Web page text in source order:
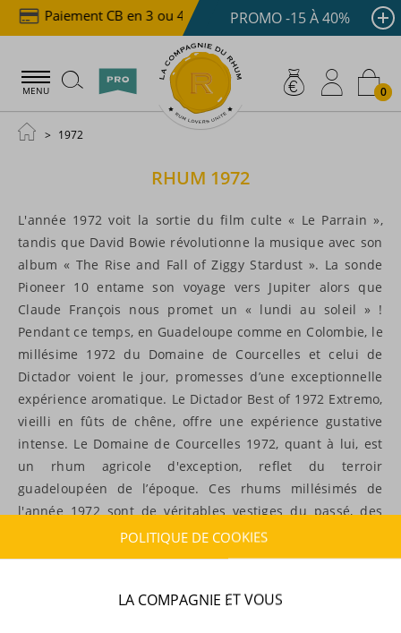
Paiement CB en 3 ou 4x dès 100 € Livraison
PROMO -15 À 40%
MENU 0
1972
RHUM 1972
L'année 1972 voit la sortie du film culte « Le Parrain »,
tandis que David Bowie révolutionne la musique avec son
album « The Rise and Fall of Ziggy Stardust ». La sonde
Pioneer 10 entame son voyage vers Jupiter alors que
Claude François nous promet un « lundi au soleil » !
Pendant ce temps, en Guadeloupe comme en Colombie, le
millésime 1972 du Domaine de Courcelles et celui de
Dictador voient le jour, promesses d’une exceptionnelle
expérience aromatique. Le Dictador Best of 1972 Extremo,
vieilli en fûts de chêne, offre une expérience gustative
intense. Le Domaine de Courcelles 1972, quant à lui, est
un rhum agricole d'exception, reflet du terroir
guadeloupéen de l’époque. Ces rhums millésimés de
l'année 1972 sont de véritables vestiges du passé, des
morceaux d'histoire embouteillés. Chaque gorgée est un
voyage dans le temps, une opportunité de savourer
POLITIQUE DE COOKIES
LA COMPAGNIE ET VOUS